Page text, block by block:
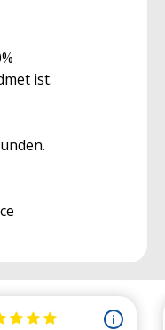
ist.